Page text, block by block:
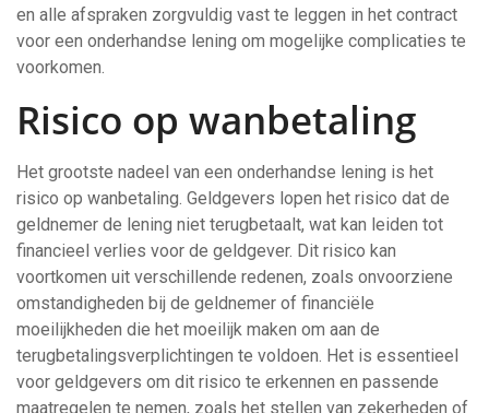
en alle afspraken zorgvuldig vast te leggen in het contract
voor een onderhandse lening om mogelijke complicaties te
voorkomen.
Risico op wanbetaling
Het grootste nadeel van een onderhandse lening is het
risico op wanbetaling. Geldgevers lopen het risico dat de
geldnemer de lening niet terugbetaalt, wat kan leiden tot
financieel verlies voor de geldgever. Dit risico kan
voortkomen uit verschillende redenen, zoals onvoorziene
omstandigheden bij de geldnemer of financiële
moeilijkheden die het moeilijk maken om aan de
terugbetalingsverplichtingen te voldoen. Het is essentieel
voor geldgevers om dit risico te erkennen en passende
maatregelen te nemen, zoals het stellen van zekerheden of